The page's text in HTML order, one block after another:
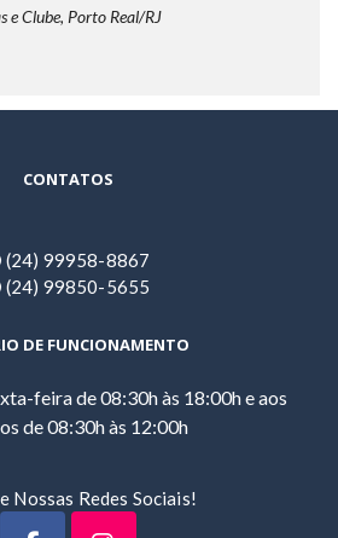
e Clube, Porto Real/RJ
CONTATOS
(24) 99958-8867
(24) 99850-5655
DE FUNCIONAMENTO
feira de 08:30h às 18:00h e aos
de 08:30h às 12:00h
Nossas Redes Sociais!